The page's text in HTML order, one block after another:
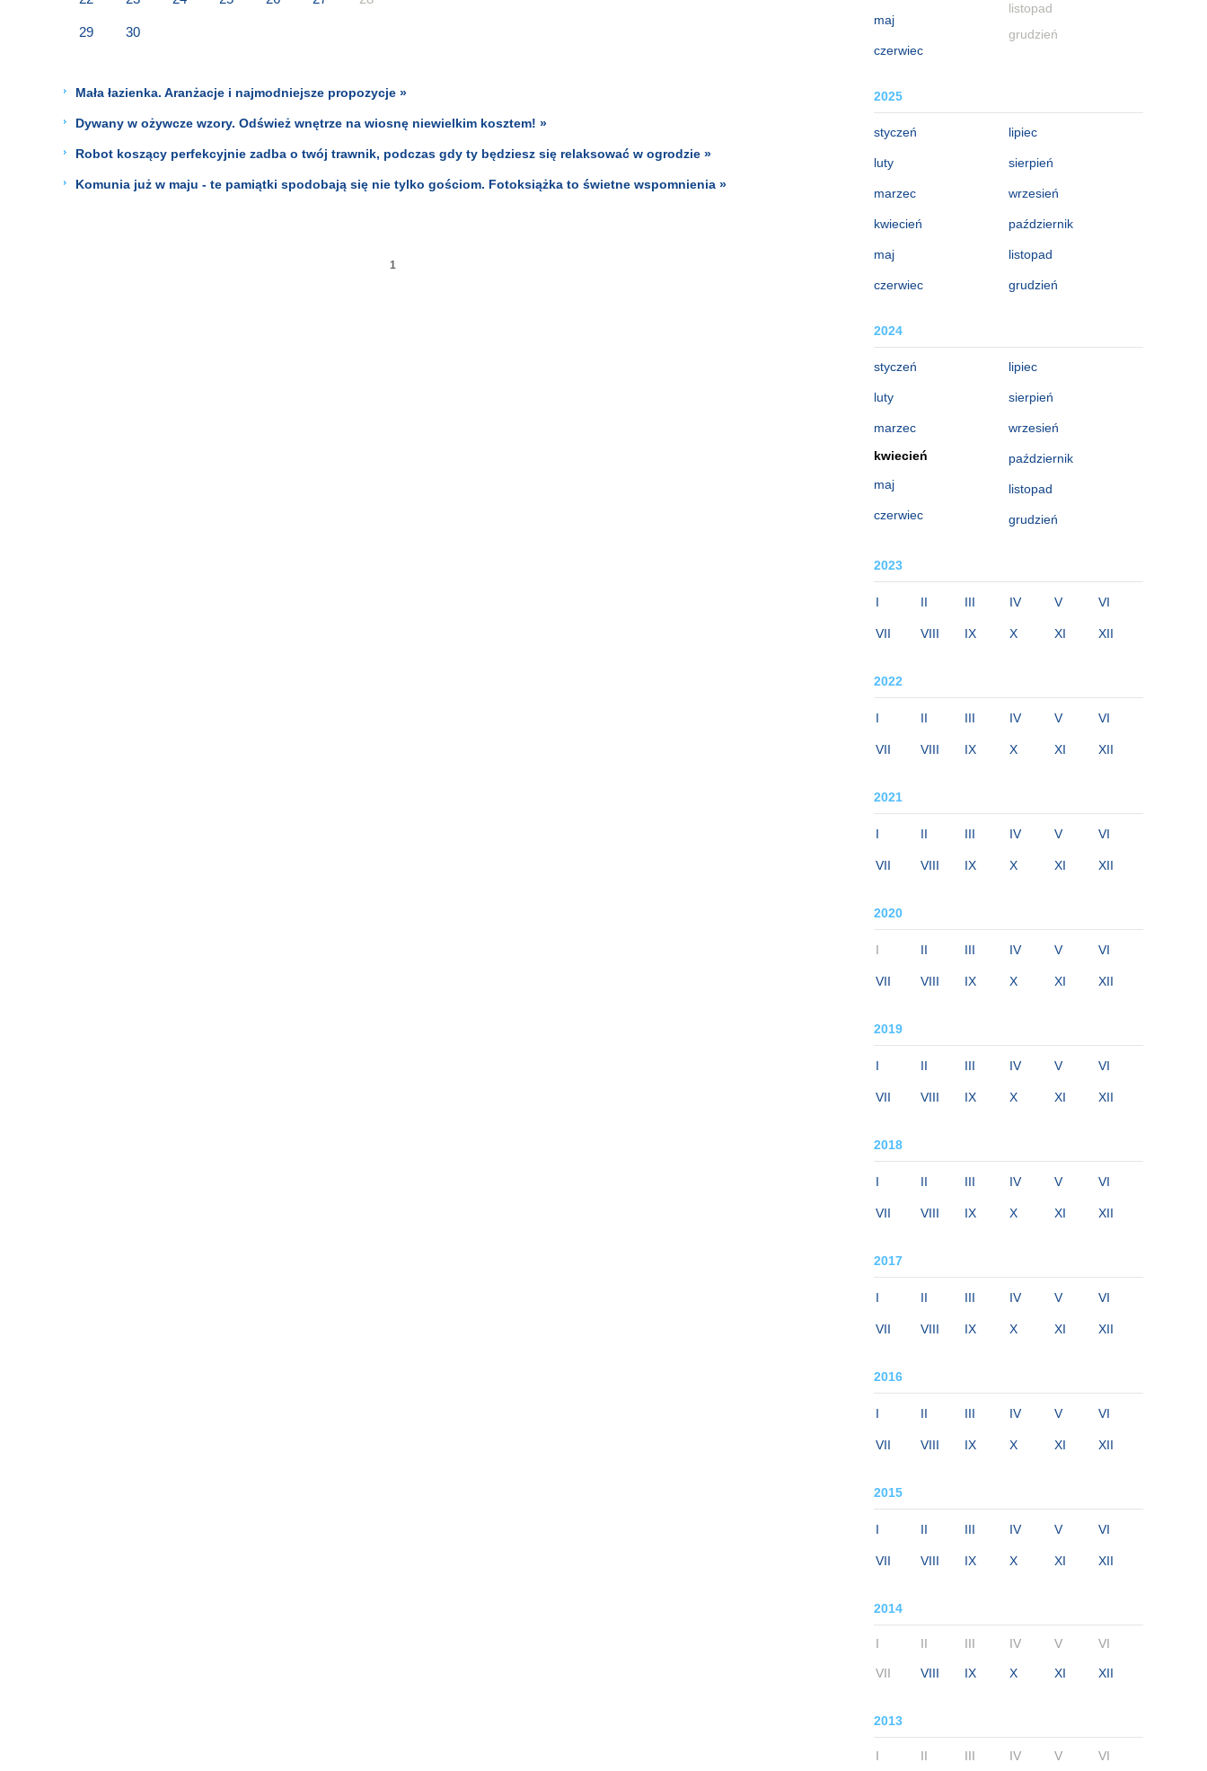
maj
czerwiec
listopad
grudzień
2025
styczeń
luty
marzec
kwiecień
maj
czerwiec
lipiec
sierpień
wrzesień
październik
listopad
grudzień
2024
styczeń
luty
marzec
kwiecień
maj
czerwiec
lipiec
sierpień
wrzesień
październik
listopad
grudzień
2023
I II III IV V VI
VII VIII IX X XI XII
2022
I II III IV V VI
VII VIII IX X XI XII
2021
I II III IV V VI
VII VIII IX X XI XII
2020
I II III IV V VI
VII VIII IX X XI XII
2019
I II III IV V VI
VII VIII IX X XI XII
2018
I II III IV V VI
VII VIII IX X XI XII
2017
I II III IV V VI
VII VIII IX X XI XII
2016
I II III IV V VI
VII VIII IX X XI XII
2015
I II III IV V VI
VII VIII IX X XI XII
2014
I II III IV V VI
VII VIII IX X XI XII
2013
I II III IV V
VI
29 30
Mała łazienka. Aranżacje i najmodniejsze propozycje »
Dywany w ożywcze wzory. Odśwież wnętrze na wiosnę niewielkim kosztem! »
Robot koszący perfekcyjnie zadba o twój trawnik, podczas gdy ty będziesz się relaksować w ogrodzie »
Komunia już w maju - te pamiątki spodobają się nie tylko gościom. Fotoksiążka to świetne wspomnienia »
1